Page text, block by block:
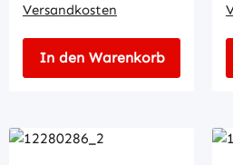
Versandkosten
In den Warenkorb